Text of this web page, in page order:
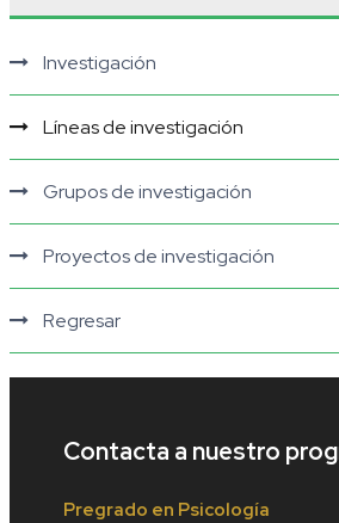
Investigación
Líneas de investigación
Grupos de investigación
Proyectos de investigación
Regresar
Contacta a nuestro
Pregrado en Psicología